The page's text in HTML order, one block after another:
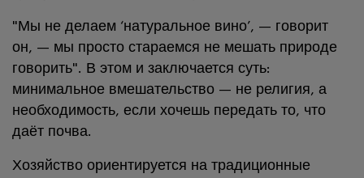
"Мы не делаем ‘натуральное вино’, — говорит
он, — мы просто стараемся не мешать природе
говорить". В этом и заключается суть:
минимальное вмешательство — не религия, а
необходимость, если хочешь передать то, что
даёт почва.
Хозяйство ориентируется на традиционные